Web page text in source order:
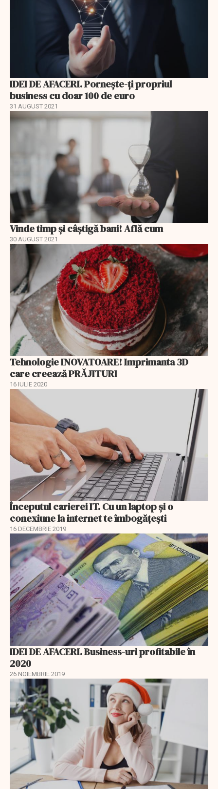
IDEI DE AFACERI. Pornește-ți propriul
business cu doar 100 de euro
31 AUGUST 2021
Vinde timp și câștigă bani! Află cum
30 AUGUST 2021
Tehnologie INOVATOARE! Imprimanta 3D
care creează PRĂJITURI
16 IULIE 2020
Începutul carierei IT. Cu un laptop și o
conexiune la internet te îmbogățești
16 DECEMBRIE 2019
IDEI DE AFACERI. Business-uri profitabile în
2020
26 NOIEMBRIE 2019